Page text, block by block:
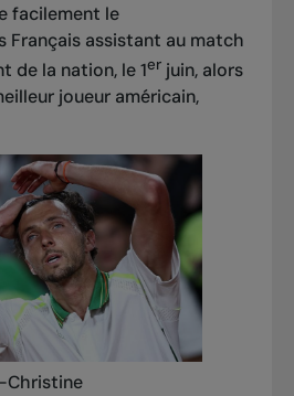
facilement le
Français assistant au match
de la nation, le 1erjuin, alors
joueur américain,
Christine